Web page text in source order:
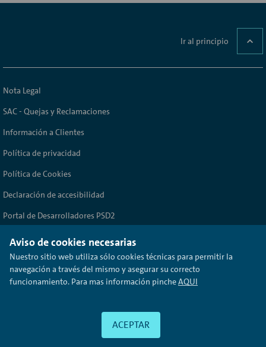
Ir al principio
Nota Legal
SAC - Quejas y Reclamaciones
Información a Clientes
Política de privacidad
Política de Cookies
Declaración de accesibilidad
Portal de Desarrolladores PSD2
© Volkswagen Bank
Volkswagen Financial Services es una marca comercializada por Volkswagen
184, hoja M-287573 Inscrita con el nº 1480 Registro Especial del Banco de
Aviso de cookies necesarias
Nuestro sitio web utiliza sólo cookies técnicas para permitir la
navegación a través del mismo y asegurar su correcto
funcionamiento. Para mas información pincheAQUI
ACEPTAR